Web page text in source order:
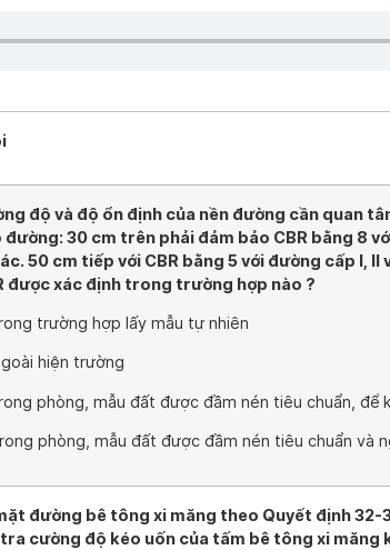
độ và độ ổn định của nền đường cần quan
30 cm trên phải đảm bảo CBR bằng 8
50 cm tiếp với CBR bằng 5 với đường cấp I, II
được xác định trong trường hợp nào ?
trường hợp lấy mẫu tự nhiên
hiện trường
phòng, mẫu đất được đầm nén tiêu chuẩn, để
phòng, mẫu đất được đầm nén tiêu chuẩn và
đường bê tông xi măng theo Quyết định 32-
cường độ kéo uốn của tấm bê tông xi măng